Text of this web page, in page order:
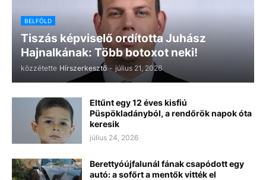
BELFÖLD
Tiszás képviselő ordította Juhász
Hajnalkának: Több botoxot neki!
közzétette Hírszerkesztő - július 21, 2026
Eltűnt egy 12 éves kisfiú
Püspökladányból, a rendőrök napok óta
keresik
július 24, 2026
Berettyóújfalunál fának csapódott egy
autó: a sofőrt a mentők vitték el